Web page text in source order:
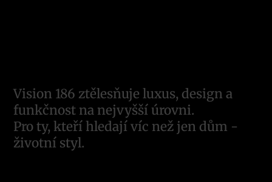
Vision 186 ztělesňuje luxus, design a
funkčnost na nejvyšší úrovni.
Pro ty, kteří hledají víc než jen dům -
životní styl.